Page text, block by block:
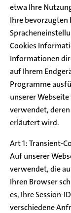
etwa Ihre
Ihre bevorzugten
Cookies
Informationen
auf Ihrem
Programme
unserer
verwendet,
erläutert wird.
Art 1: Transient-
Auf unserer
verwendet, die
Ihren Browser
es, Ihre Session-
verschiedene